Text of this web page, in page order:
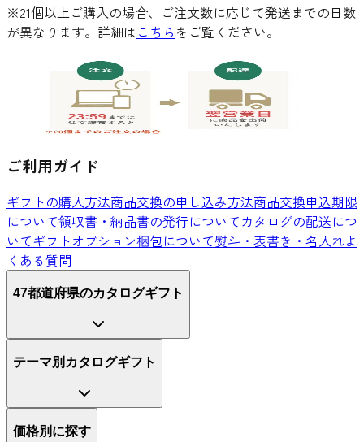
※21個以上ご購入の場合、ご注文数に応じて発送までの日数
が異なります。詳細は こちら をご覧ください。
ご利用ガイド
ギフトの購入方法商品交換の申し込み方法商品交換申込期限
について領収書・納品書の発行についてカタログの配送につ
いてギフトオプション梱包について熨斗・表書き・名入れよ
くある質問
47都道府県のカタログギフト
テーマ別カタログギフト
価格別に探す